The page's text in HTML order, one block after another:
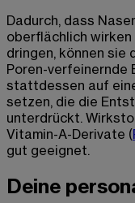
Dadurch, dass
oberflächlich
dringen, können sie
Poren-verfeinernde
stattdessen auf
setzen, die die
unterdrückt.
Vitamin-A-Derivate (
gut geeignet.
Deine